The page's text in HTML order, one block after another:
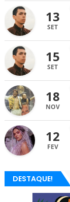
13
SET
15
SET
18
NOV
12
FEV
DESTAQUE!